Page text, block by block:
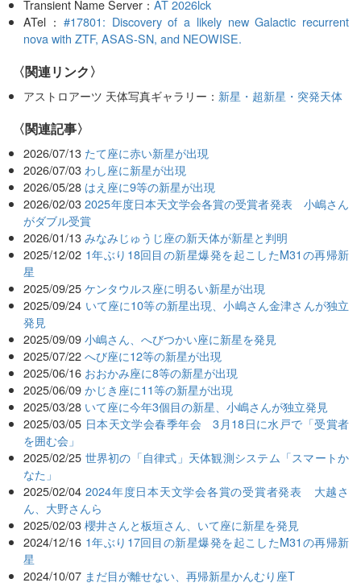
Transient Name Server：AT 2026lck
ATel： #17801: Discovery of a likely new Galactic recurrent
nova with ZTF, ASAS-SN, and NEOWISE.
〈関連リンク〉
アストロアーツ 天体写真ギャラリー： 新星・超新星・突発天体
関連記事
2026/07/13 たて座に赤い新星が出現
2026/07/03 わし座に新星が出現
2026/05/28 はえ座に9等の新星が出現
2026/02/03 2025年度日本天文学会各賞の受賞者発表 小嶋さん
がダブル受賞
2026/01/13 みなみじゅうじ座の新天体が新星と判明
2025/12/02 1年ぶり18回目の新星爆発を起こしたM31の再帰新
星
2025/09/25 ケンタウルス座に明るい新星が出現
2025/09/24 いて座に10等の新星出現、小嶋さん金津さんが独立
発見
2025/09/09 小嶋さん、へびつかい座に新星を発見
2025/07/22 へび座に12等の新星が出現
2025/06/16 おおかみ座に8等の新星が出現
2025/06/09 かじき座に11等の新星が出現
2025/03/28 いて座に今年3個目の新星、小嶋さんが独立発見
2025/03/05 日本天文学会春季年会 3月18日に水戸で「受賞者
を囲む会」
2025/02/25 世界初の「自律式」天体観測システム「スマートか
なた」
2025/02/04 2024年度日本天文学会各賞の受賞者発表 大越さ
ん、大野さんら
2025/02/03 櫻井さんと板垣さん、いて座に新星を発見
2024/12/16 1年ぶり17回目の新星爆発を起こしたM31の再帰新
星
2024/10/07 まだ目が離せない、再帰新星かんむり座T